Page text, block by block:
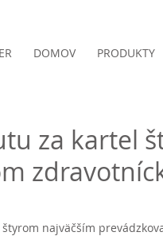
DOMOV PRODUKTY
za kartel
štyrom najväčším